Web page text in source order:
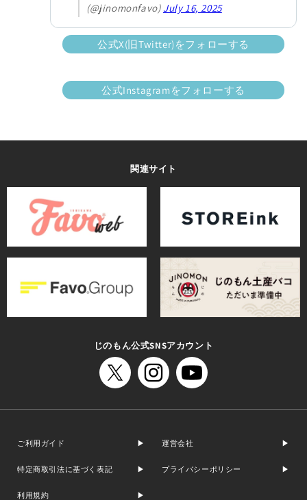
(@jinomonfavo) July 16, 2025
公式X(旧Twitter)をフォローする
公式Instagramをフォローする
関連サイト
じのもん公式SNSアカウント
ご利用ガイド 運営会社
特定商取引法に基づく表記 プライバシーポリシー
利用規約